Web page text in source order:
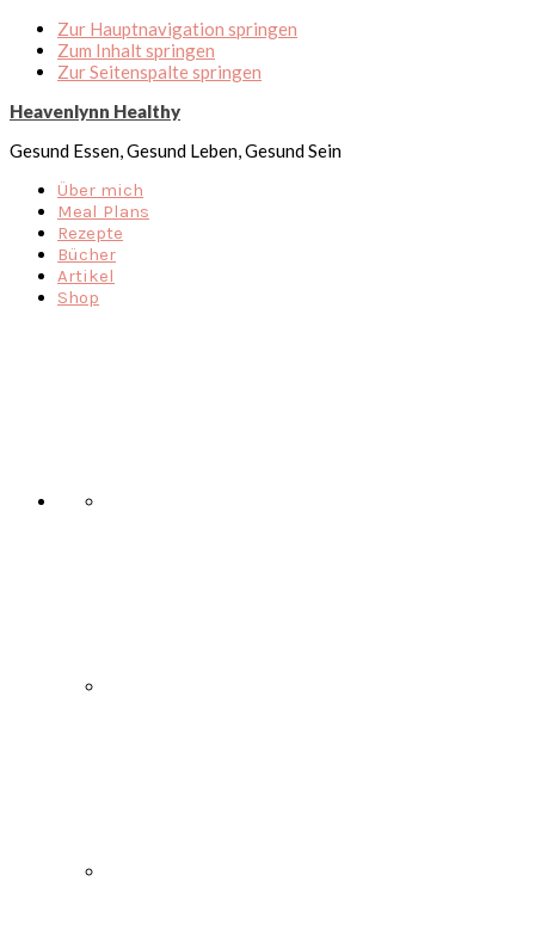
Zur Hauptnavigation springen
Zum Inhalt springen
Zur Seitenspalte springen
Heavenlynn Healthy
Gesund Essen, Gesund Leben, Gesund Sein
Über mich
Meal Plans
Rezepte
Bücher
Artikel
Shop